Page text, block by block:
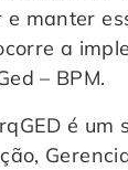
manter
a
– BPM.
é um